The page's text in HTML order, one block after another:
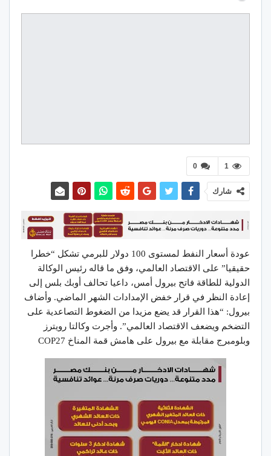
0 1
شارك
عودة أسعار النفط لمستوى 100 دولار للبرمي تشكل “خطرا
حقيقيا” على الاقتصاد العالمي، وفق ما قاله رئيس الوكالة
الدولية للطاقة فاتح بيرول أمس، داعيا تحالف أوبك بلس إلى
إعادة النظر في قرار خفض الإمدادات الشهر الماضي. وأضاف
بيرول: “هذا القرار قد يضع مزيدا من الضغوط التصاعدية على
التضخم ويضعف الاقتصاد العالمي”. وأجرت وكالتا رويترز
وبلومبرج مقابلة مع بيرول على هامش قمة المناخ COP27